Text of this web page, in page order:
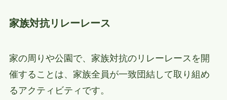
家族対抗リレーレース
家の周りや公園で、家族対抗のリレーレースを開
催することは、家族全員が一致団結して取り組め
るアクティビティです。